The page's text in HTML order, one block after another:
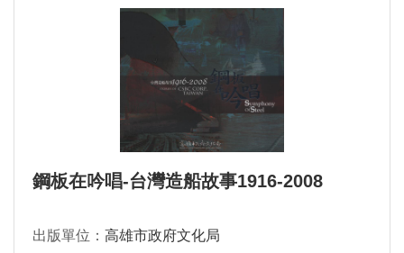
鋼板在吟唱-台灣造船故事1916-2008
出版單位： 高雄市政府文化局